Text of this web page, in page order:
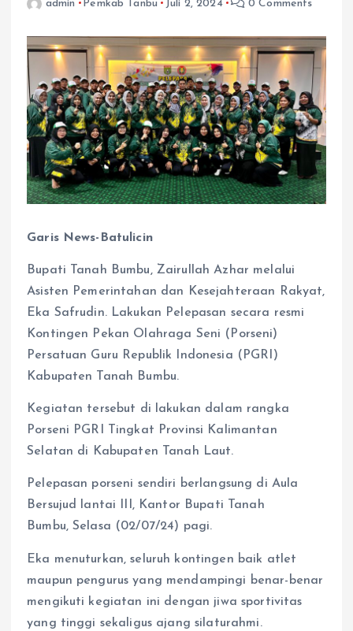
admin Pemkab Tanbu Juli 2, 2024 0 Comments
Garis News-Batulicin
Bupati Tanah Bumbu, Zairullah Azhar melalui
Asisten Pemerintahan dan Kesejahteraan Rakyat,
Eka Safrudin. Lakukan Pelepasan secara resmi
Kontingen Pekan Olahraga Seni (Porseni)
Persatuan Guru Republik Indonesia (PGRI)
Kabupaten Tanah Bumbu.
Kegiatan tersebut di lakukan dalam rangka
Porseni PGRI Tingkat Provinsi Kalimantan
Selatan di Kabupaten Tanah Laut.
Pelepasan porseni sendiri berlangsung di Aula
Bersujud lantai III, Kantor Bupati Tanah
Bumbu, Selasa (02/07/24) pagi.
Eka menuturkan, seluruh kontingen baik atlet
maupun pengurus yang mendampingi benar-benar
mengikuti kegiatan ini dengan jiwa sportivitas
yang tinggi sekaligus ajang silaturahmi.